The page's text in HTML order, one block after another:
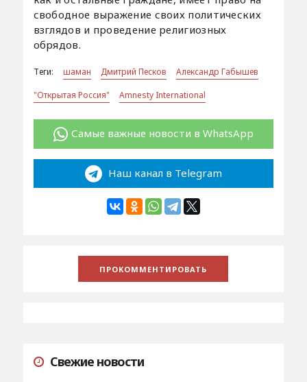
свободное выражение своих политических
взглядов и проведение религиозных
обрядов.
Теги: шаман Дмитрий Песков
Александр Габышев
"Открытая Россия"
Amnesty International
Самые важные новости в WhatsApp
Наш канал в Telegram
Свежие новости